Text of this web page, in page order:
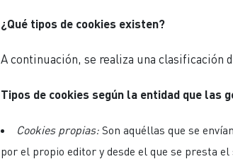
¿Qué tipos de cookies existen?
A continuación, se realiza una clasificación
Tipos de cookies según la entidad que las
Cookies propias: Son aquéllas que se
por el propio editor y desde el que se presta